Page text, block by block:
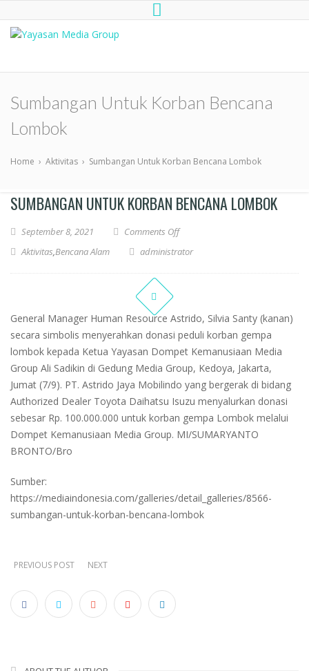
Peduli
Sumbangan Untuk Korban Bencana
Lombok
Home › Aktivitas › Sumbangan Untuk Korban Bencana Lombok
SUMBANGAN UNTUK KORBAN BENCANA LOMBOK
September 8, 2021
Comments Off
Aktivitas,Bencana Alam administrator
General Manager Human Resource Astrido, Silvia Santy (kanan)
secara simbolis menyerahkan donasi peduli korban gempa
lombok kepada Ketua Yayasan Dompet Kemanusiaan Media
Group Ali Sadikin di Gedung Media Group, Kedoya, Jakarta,
Jumat (7/9). PT. Astrido Jaya Mobilindo yang bergerak di bidang
Authorized Dealer Toyota Daihatsu Isuzu menyalurkan donasi
sebesar Rp. 100.000.000 untuk korban gempa Lombok melalui
Dompet Kemanusiaan Media Group. MI/SUMARYANTO
BRONTO/Bro
Sumber:
https://mediaindonesia.com/galleries/detail_galleries/8566-
sumbangan-untuk-korban-bencana-lombok
PREVIOUS POST NEXT